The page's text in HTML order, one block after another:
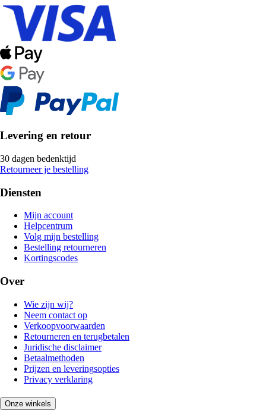
Levering en retour
30 dagen bedenktijd
Retourneer je bestelling
Diensten
Mijn account
Helpcentrum
Volg mijn bestelling
Bestelling retourneren
Kortingscodes
Over
Wie zijn wij?
Neem contact op
Verkoopvoorwaarden
Retourneren en terugbetalen
Juridische disclaimer
Betaalmethoden
Prijzen en leveringsopties
Privacy verklaring
Onze winkels